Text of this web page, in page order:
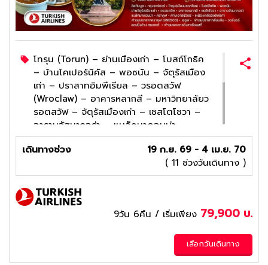
โทรุน (Torun) – ย่านเมืองเก่า – โบสถ์โกธิค
– บ้านโคเปอร์นิคัส – พอซนัน – จัตุรัสเมือง
เก่า – ปราสาทอิมพีเรียล – วรอตสวัฟ
(Wroclaw) – อาคารหลากสี – มหาวิทยาลัยว
รอตสวัฟ – จัตุรัสเมืองเก่า – เชสโตโชวา –
อารามจัสนากอร่า – แบล็คมาดอนน่า
โบสถ์เซนต์แมรี – ตลาดนัดรีเน็ค โกลนี่ –
ปราสาทวาเวล – ค่ายเอาสช์วิตช์ – เหมืองเก
ลือวิลลิกซ์กา – เชชูฟ (Rzeszów) – มาร์เก็ตส
แควร์ – ศาลาว่าการเมือง – ลับบลิน –
ปราสาทลับบลิน – โคตรข้าวเกต – กรุง
วอร์ซอว์ – พระราชวังลาเซียนสกี้
เดินทางช่วง
19 ก.ย. 69 - 4 เม.ย. 70
( 11 ช่วงวันเดินทาง )
9วัน 6คืน / เริ่มเพียง 79,900 บ.
เลือกวันเดินทาง